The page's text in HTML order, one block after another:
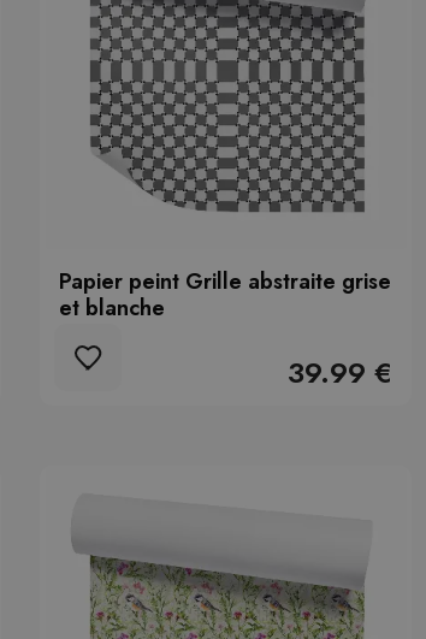
Papier peint Grille abstraite grise
et blanche
39.99 €